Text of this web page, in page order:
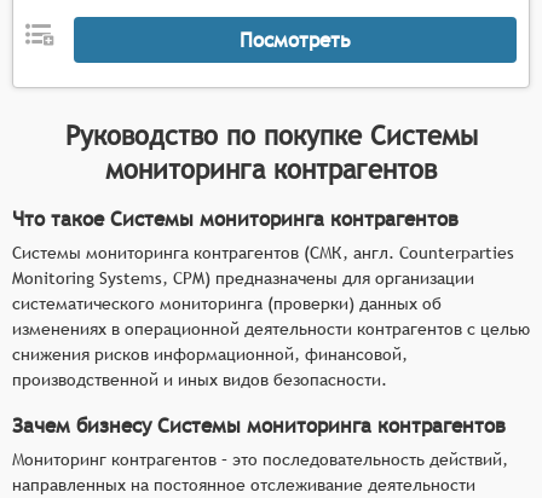
Посмотреть
Руководство по покупке Системы
мониторинга контрагентов
Что такое Системы мониторинга контрагентов
Системы мониторинга контрагентов (СМК, англ. Counterparties
Monitoring Systems, CPM) предназначены для организации
систематического мониторинга (проверки) данных об
изменениях в операционной деятельности контрагентов с целью
снижения рисков информационной, финансовой,
производственной и иных видов безопасности.
Зачем бизнесу Системы мониторинга контрагентов
Мониторинг контрагентов – это последовательность действий,
направленных на постоянное отслеживание деятельности